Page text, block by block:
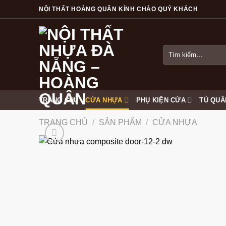
to
NỘI THẤT HOÀNG QUÂN KÍNH CHÀO QUÝ KHÁCH
Tìm
kiếm:
TRANG CHỦ CỬA NHỰA PHỤ KIỆN CỬA TỦ
TRANG CHỦ / SẢN PHẨM / CỬA NHỰA